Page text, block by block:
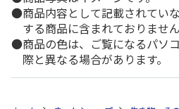
商品内容として記載されてい
する商品に含まれておりません
商品の色は、ご覧になるパソ
際と異なる場合があります。